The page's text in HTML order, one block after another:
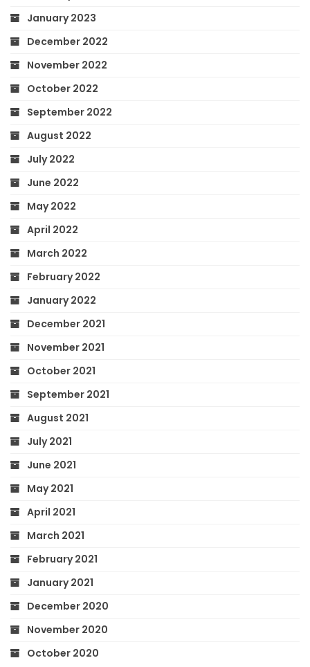
January 2023
December 2022
November 2022
October 2022
September 2022
August 2022
July 2022
June 2022
May 2022
April 2022
March 2022
February 2022
January 2022
December 2021
November 2021
October 2021
September 2021
August 2021
July 2021
June 2021
May 2021
April 2021
March 2021
February 2021
January 2021
December 2020
November 2020
October 2020